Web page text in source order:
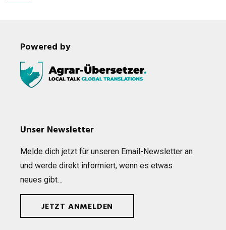
Powered by
Unser Newsletter
Melde dich jetzt für unse­ren Email-News­let­ter an
und werde direkt infor­miert, wenn es etwas
neues gibt…
JETZT ANMELDEN